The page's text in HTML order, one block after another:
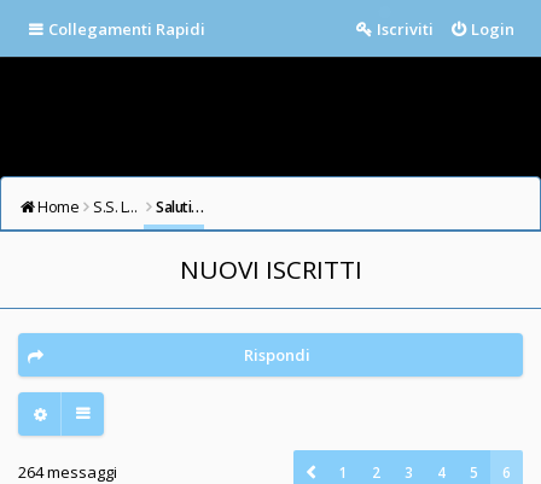
Collegamenti Rapidi Login
Iscriviti
Home S.S. LAZIO FORUM Saluti e Presentazioni
NUOVI ISCRITTI
Rispondi
264 messaggi 1 2 3 4 5 6